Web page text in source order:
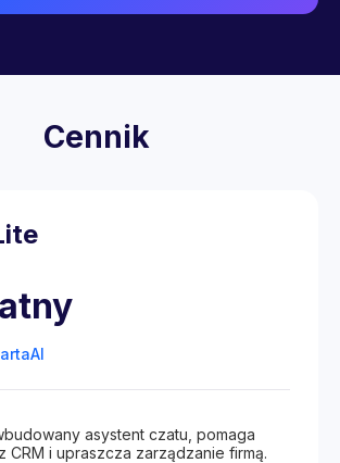
Cennik
asystent czatu, pomaga
CRM i upraszcza zarządzanie firmą.